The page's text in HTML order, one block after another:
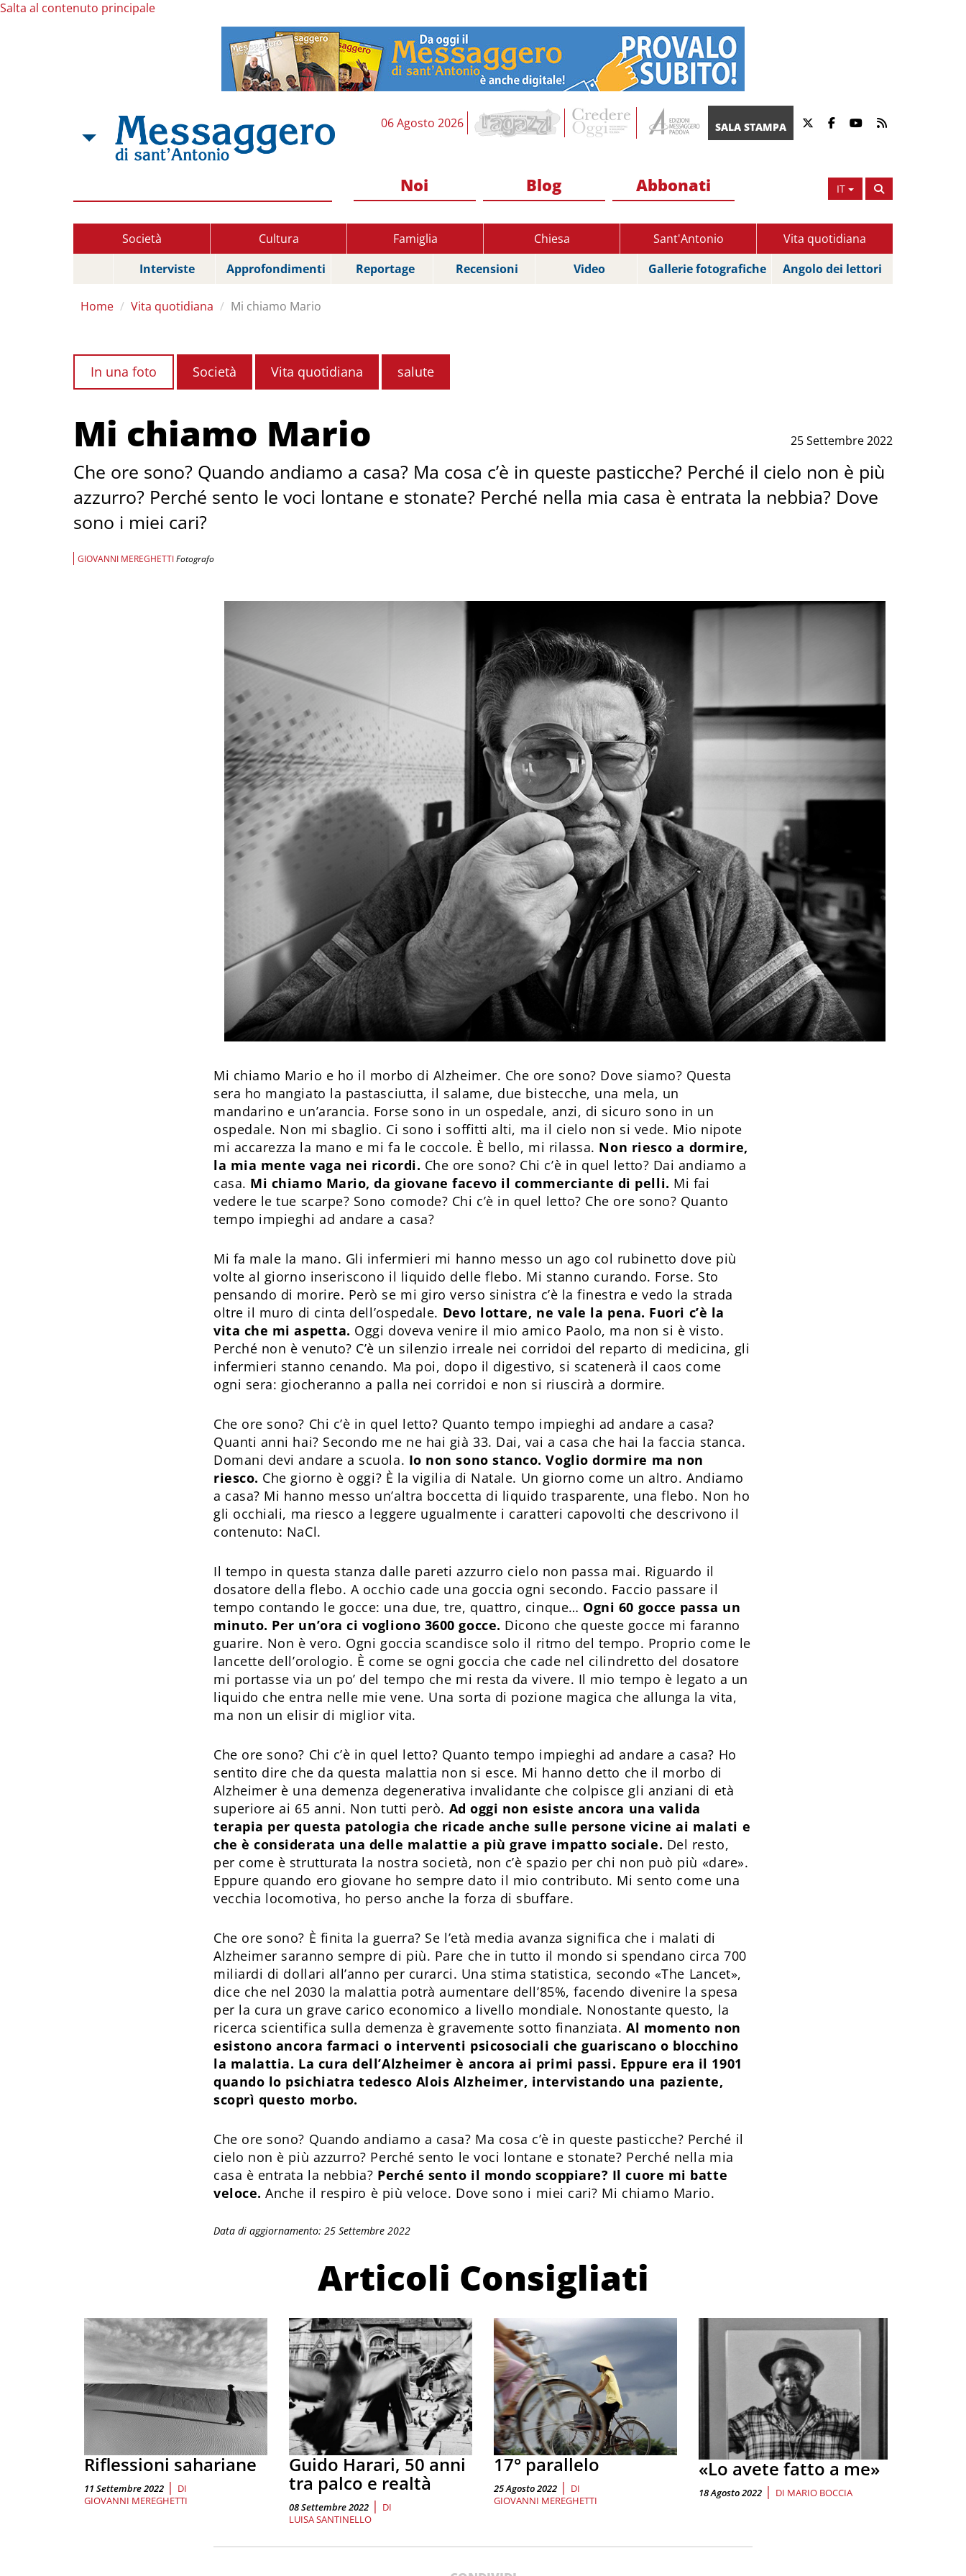
Salta al contenuto principale
06 Agosto 2026 SALA STAMPA
IT
Noi Blog Abbonati
Società Cultura Famiglia Chiesa Sant'Antonio
Vita quotidiana
Interviste
Approfondimenti Reportage Recensioni Video Gallerie fotografiche Angolo dei lettori
Home Vita quotidiana Mi chiamo Mario
In una foto Società Vita quotidiana salute
25 Settembre 2022
Mi chiamo Mario
Che ore sono? Quando andiamo a casa? Ma cosa c’è in queste pasticche? Perché il cielo non è più
azzurro? Perché sento le voci lontane e stonate? Perché nella mia casa è entrata la nebbia? Dove
sono i miei cari?
GIOVANNI MEREGHETTIFotografo
Mi chiamo Mario e ho il morbo di Alzheimer. Che ore sono? Dove siamo? Questa
sera ho mangiato la pastasciutta, il salame, due bistecche, una mela, un
mandarino e un’arancia. Forse sono in un ospedale, anzi, di sicuro sono in un
ospedale. Non mi sbaglio. Ci sono i soffitti alti, ma il cielo non si vede. Mio nipote
mi accarezza la mano e mi fa le coccole. È bello, mi rilassa. Non riesco a dormire,
la mia mente vaga nei ricordi. Che ore sono? Chi c’è in quel letto? Dai andiamo a
casa. Mi chiamo Mario, da giovane facevo il commerciante di pelli. Mi fai
vedere le tue scarpe? Sono comode? Chi c’è in quel letto? Che ore sono? Quanto
tempo impieghi ad andare a casa?
Mi fa male la mano. Gli infermieri mi hanno messo un ago col rubinetto dove più
volte al giorno inseriscono il liquido delle flebo. Mi stanno curando. Forse. Sto
pensando di morire. Però se mi giro verso sinistra c’è la finestra e vedo la strada
oltre il muro di cinta dell’ospedale. Devo lottare, ne vale la pena. Fuori c’è la
vita che mi aspetta. Oggi doveva venire il mio amico Paolo, ma non si è visto.
Perché non è venuto? C’è un silenzio irreale nei corridoi del reparto di medicina, gli
infermieri stanno cenando. Ma poi, dopo il digestivo, si scatenerà il caos come
ogni sera: giocheranno a palla nei corridoi e non si riuscirà a dormire.
Che ore sono? Chi c’è in quel letto? Quanto tempo impieghi ad andare a casa?
Quanti anni hai? Secondo me ne hai già 33. Dai, vai a casa che hai la faccia stanca.
Domani devi andare a scuola. Io non sono stanco. Voglio dormire ma non
riesco. Che giorno è oggi? È la vigilia di Natale. Un giorno come un altro. Andiamo
a casa? Mi hanno messo un’altra boccetta di liquido trasparente, una flebo. Non ho
gli occhiali, ma riesco a leggere ugualmente i caratteri capovolti che descrivono il
contenuto: NaCl.
Il tempo in questa stanza dalle pareti azzurro cielo non passa mai. Riguardo il
dosatore della flebo. A occhio cade una goccia ogni secondo. Faccio passare il
tempo contando le gocce: una due, tre, quattro, cinque… Ogni 60 gocce passa un
minuto. Per un’ora ci vogliono 3600 gocce. Dicono che queste gocce mi faranno
guarire. Non è vero. Ogni goccia scandisce solo il ritmo del tempo. Proprio come le
lancette dell’orologio. È come se ogni goccia che cade nel cilindretto del dosatore
mi portasse via un po’ del tempo che mi resta da vivere. Il mio tempo è legato a un
liquido che entra nelle mie vene. Una sorta di pozione magica che allunga la vita,
ma non un elisir di miglior vita.
Che ore sono? Chi c’è in quel letto? Quanto tempo impieghi ad andare a casa? Ho
sentito dire che da questa malattia non si esce. Mi hanno detto che il morbo di
Alzheimer è una demenza degenerativa invalidante che colpisce gli anziani di età
superiore ai 65 anni. Non tutti però. Ad oggi non esiste ancora una valida
terapia per questa patologia che ricade anche sulle persone vicine ai malati e
che è considerata una delle malattie a più grave impatto sociale. Del resto,
per come è strutturata la nostra società, non c’è spazio per chi non può più «dare».
Eppure quando ero giovane ho sempre dato il mio contributo. Mi sento come una
vecchia locomotiva, ho perso anche la forza di sbuffare.
Che ore sono? È finita la guerra? Se l’età media avanza significa che i malati di
Alzheimer saranno sempre di più. Pare che in tutto il mondo si spendano circa 700
miliardi di dollari all’anno per curarci. Una stima statistica, secondo «The Lancet»,
dice che nel 2030 la malattia potrà aumentare dell’85%, facendo divenire la spesa
per la cura un grave carico economico a livello mondiale. Nonostante questo, la
ricerca scientifica sulla demenza è gravemente sotto finanziata.Al momento non
esistono ancora farmaci o interventi psicosociali che guariscano o blocchino
la malattia. La cura dell’Alzheimer è ancora ai primi passi. Eppure era il 1901
quando lo psichiatra tedesco Alois Alzheimer, intervistando una paziente,
scoprì questo morbo.
Che ore sono? Quando andiamo a casa? Ma cosa c’è in queste pasticche? Perché il
cielo non è più azzurro? Perché sento le voci lontane e stonate? Perché nella mia
casa è entrata la nebbia? Perché sento il mondo scoppiare? Il cuore mi batte
veloce. Anche il respiro è più veloce. Dove sono i miei cari? Mi chiamo Mario.
Data di aggiornamento: 25 Settembre 2022
Articoli Consigliati
Riflessioni sahariane
11 Settembre 2022 | DI
GIOVANNI MEREGHETTI
Guido Harari, 50 anni
tra palco e realtà
08 Settembre 2022 | DI
LUISA SANTINELLO
17° parallelo
25 Agosto 2022 | DI
GIOVANNI MEREGHETTI
«Lo avete fatto a me»
18 Agosto 2022 | DI MARIO BOCCIA